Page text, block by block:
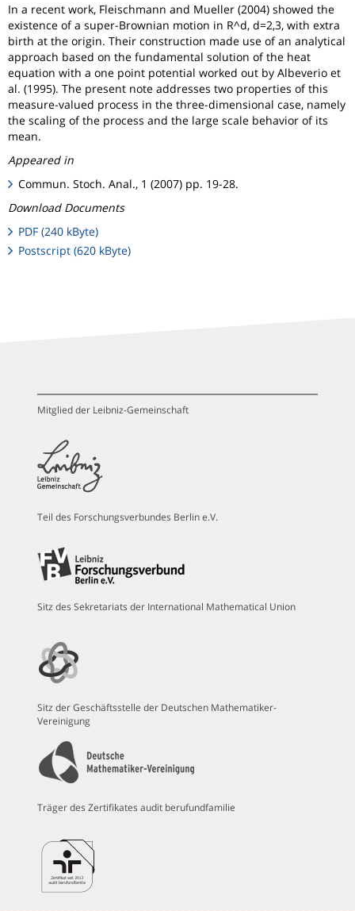
In a recent work, Fleischmann and Mueller (2004) showed the
existence of a super-Brownian motion in R^d, d=2,3, with extra
birth at the origin. Their construction made use of an analytical
approach based on the fundamental solution of the heat
equation with a one point potential worked out by Albeverio et
al. (1995). The present note addresses two properties of this
measure-valued process in the three-dimensional case, namely
the scaling of the process and the large scale behavior of its
mean.
Appeared in
Commun. Stoch. Anal., 1 (2007) pp. 19-28.
Download Documents
PDF (240 kByte)
Postscript (620 kByte)
Mitglied der Leibniz-Gemeinschaft
Teil des Forschungsverbundes Berlin e.V.
Sitz des Sekretariats der International Mathematical Union
Sitz der Geschäftsstelle der Deutschen Mathematiker-
Vereinigung
Träger des Zertifikates audit berufundfamilie